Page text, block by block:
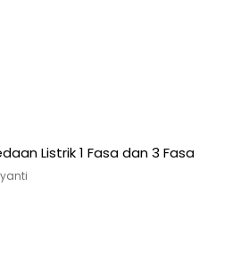
Listrik 1 Fasa dan 3 Fasa